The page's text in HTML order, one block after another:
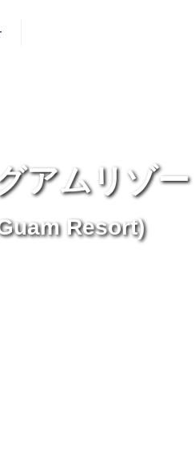
アムリゾー
Resort)